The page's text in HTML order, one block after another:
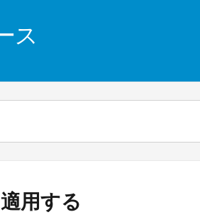
ス
用する